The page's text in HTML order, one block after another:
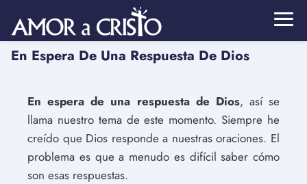
En Espera De Una Respuesta De Dios
En espera de una respuesta de Dios, así se
llama nuestro tema de este momento. Siempre he
creído que Dios responde a nuestras oraciones. El
problema es que a menudo es difícil saber cómo
son esas respuestas.